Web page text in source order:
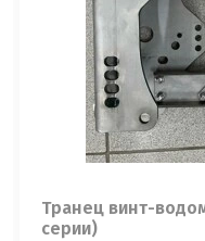
Транец винт-
серии)